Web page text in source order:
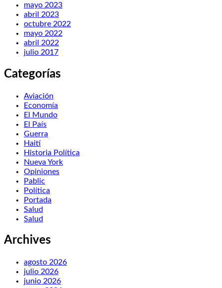
mayo 2023
abril 2023
octubre 2022
mayo 2022
abril 2022
julio 2017
Categorías
Aviación
Economía
El Mundo
El País
Guerra
Haití
Historia Política
Nueva York
Opiniones
Pablic
Política
Portada
Salud
Salud
Archives
agosto 2026
julio 2026
junio 2026